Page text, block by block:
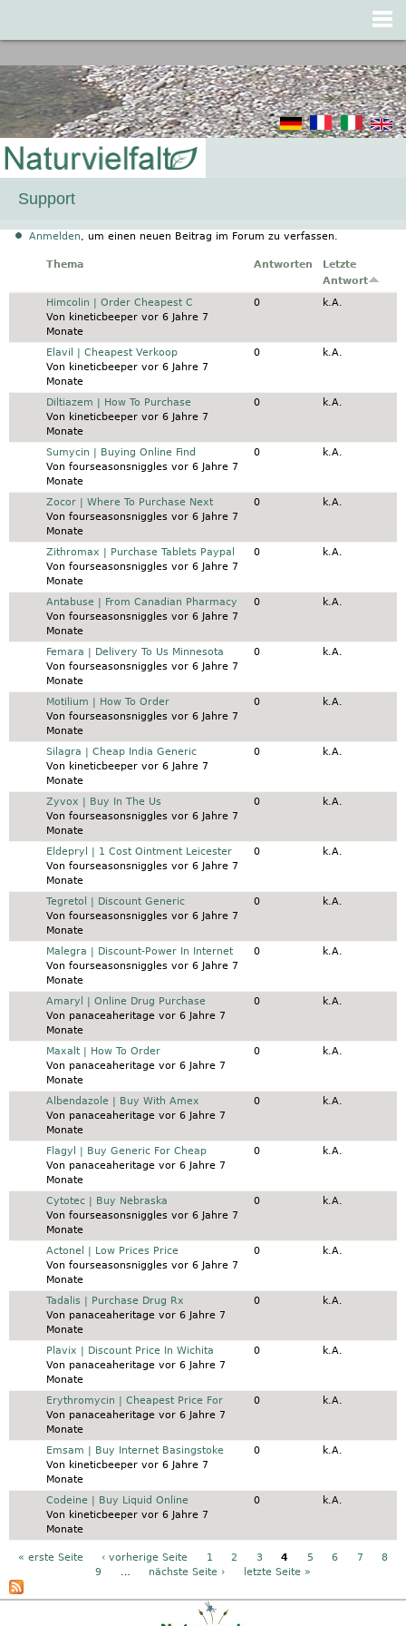
Support
Anmelden, um einen neuen Beitrag im Forum zu verfassen.
Thema Antworten
Letzte
Antwort
Normales Thema
Himcolin | Order Cheapest C
Von kineticbeepervor 6 Jahre 7
Monate
0 k.A.
Normales Thema
Elavil | Cheapest Verkoop
Von kineticbeepervor 6 Jahre 7
Monate
0 k.A.
Normales Thema
Diltiazem | How To Purchase
Von kineticbeepervor 6 Jahre 7
Monate
0 k.A.
Normales Thema
Sumycin | Buying Online Find
Von fourseasonsnigglesvor 6 Jahre 7
Monate
0 k.A.
Normales Thema
Zocor | Where To Purchase Next
Von fourseasonsnigglesvor 6 Jahre 7
Monate
0 k.A.
Normales Thema
Zithromax | Purchase Tablets Paypal
Von fourseasonsnigglesvor 6 Jahre 7
Monate
0 k.A.
Normales Thema
Antabuse | From Canadian Pharmacy
Von fourseasonsnigglesvor 6 Jahre 7
Monate
0 k.A.
Normales Thema
Femara | Delivery To Us Minnesota
Von fourseasonsnigglesvor 6 Jahre 7
Monate
0 k.A.
Normales Thema
Motilium | How To Order
Von fourseasonsnigglesvor 6 Jahre 7
Monate
0 k.A.
Normales Thema
Silagra | Cheap India Generic
Von kineticbeepervor 6 Jahre 7
Monate
0 k.A.
Normales Thema
Zyvox | Buy In The Us
Von fourseasonsnigglesvor 6 Jahre 7
Monate
0 k.A.
Normales Thema
Eldepryl | 1 Cost Ointment Leicester
Von fourseasonsnigglesvor 6 Jahre 7
Monate
0 k.A.
Normales Thema
Tegretol | Discount Generic
Von fourseasonsnigglesvor 6 Jahre 7
Monate
0 k.A.
Normales Thema
Malegra | Discount-Power In Internet
Von fourseasonsnigglesvor 6 Jahre 7
Monate
0 k.A.
Normales Thema
Amaryl | Online Drug Purchase
Von panaceaheritagevor 6 Jahre 7
Monate
0 k.A.
Normales Thema
Maxalt | How To Order
Von panaceaheritagevor 6 Jahre 7
Monate
0 k.A.
Normales Thema
Albendazole | Buy With Amex
Von panaceaheritagevor 6 Jahre 7
Monate
0 k.A.
Normales Thema
Flagyl | Buy Generic For Cheap
Von panaceaheritagevor 6 Jahre 7
Monate
0 k.A.
Normales Thema
Cytotec | Buy Nebraska
Von fourseasonsnigglesvor 6 Jahre 7
Monate
0 k.A.
Normales Thema
Actonel | Low Prices Price
Von fourseasonsnigglesvor 6 Jahre 7
Monate
0 k.A.
Normales Thema
Tadalis | Purchase Drug Rx
Von panaceaheritagevor 6 Jahre 7
Monate
0 k.A.
Normales Thema
Plavix | Discount Price In Wichita
Von panaceaheritagevor 6 Jahre 7
Monate
0 k.A.
Normales Thema
Erythromycin | Cheapest Price For
Von panaceaheritagevor 6 Jahre 7
Monate
0 k.A.
Normales Thema
Emsam | Buy Internet Basingstoke
Von kineticbeepervor 6 Jahre 7
Monate
0 k.A.
Normales Thema
Codeine | Buy Liquid Online
Von kineticbeepervor 6 Jahre 7
Monate
0 k.A.
Seiten
« erste Seite ‹ vorherige Seite 1 2 3 4 5 6 7
8
9
… nächste Seite › letzte Seite »
|AGB|